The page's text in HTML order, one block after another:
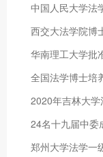
华南理工大学批
全国法学博士培
2020年吉林大
24名十九届中委
郑州大学法学一